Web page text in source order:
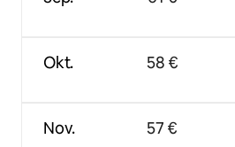
Okt.
Nov.
58 €
57 €